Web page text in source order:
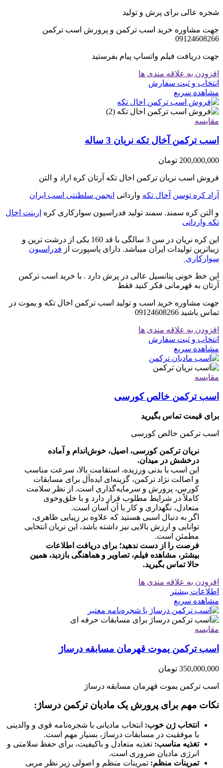
شجره عالی برای پرش و تولید
جهت مشاوره خرید اسب ترکمن و پرورش اسب ترکمن
09124608266
جهت دریافت فیلم واتساپ پیام بفرستید
افزودن به علاقه مندی ها
انتخاب و ثبت سفارش
مشاهده سریع
مقایسه
اسب ترکمن آخال تکه نریان 3 ساله
200,000,000 تومان
فروش اسب نریان ترکمن اخال تکه آرتان کره اراد و التن
آراد کره توسن آخال تکه وارداتی انجمن سلطنتی اسب ایران
و التن کره سمند. سمند تولید فدراسیون سوارکاری کره اربنت اخال
تکه وارداتی
این کره نریان در سن 3 سالگی با قد 160 یکی از درشت ترین و
زیباترین تولیدات ایران میباشد. دارای پاسپورت از فدراسیون
سوارکاری
این خط خونی پتانسیل عالی در پرش دارد . با خرید اسب ترکمن
آرتان به قهرمانی فکر کنید فقط
جهت مشاوره خرید اسب و تولید اسب ترکمن اخال تکه و یموت در
تماس باشید 09124608266
افزودن به علاقه مندی ها
انتخاب و ثبت سفارش
مشاهده سریع
مقایسه
اسب ترکمن خالص کورسی
برای قیمت تماس بگیرید
اسب ترکمن خالص کورسی
نریان ترکمن کورسی، اصیل، خوش‌اندام و آماده
درخشش در میدان.
این اسب با بدنی ورزیده، استقامت بالا، سرعت مناسب
و اصالت نژاد ترکمن، گزینه‌ای ایده‌آل برای مسابقات
کورس، پرورش و سرمایه‌گذاری است. از نظر سلامت
کاملاً در شرایط مطلوب قرار دارد و با خلق‌وخوی
متعادل، نگهداری و کار با آن آسان است.
اگر به دنبال اسبی هستید که علاوه بر زیبایی ظاهری،
توانایی و ارزش بالایی نیز داشته باشد، این نریان انتخابی
مطمئن است.
فرصت را از دست ندهید؛ برای دریافت اطلاعات
بیشتر، مشاهده فیلم، تصاویر و هماهنگی بازدید، همین
حالا تماس بگیرید.
افزودن به علاقه مندی ها
اطلاعات بیشتر
مشاهده سریع
مقایسه
اسب ترکمن یموت قهرمان مسابقه درساژ
350,000,000 تومان
اسب ترکمن یموت قهرمان مسابقه درساژ
نکات مهم برای پرورش یک مادیان ترکمن درساژ:
انتخاب ژن خوب: انتخاب مادیانی با شجره‌نامه قوی و والدینی
با موفقیت در مسابقات درساژ، بسیار مهم است.
تغذیه مناسب: تغذیه متعادل و باکیفیت، برای حفظ سلامتی و
انرژی مادیان ضروری است.
تمرینات منظم: تمرینات منظم و اصولی زیر نظر مربی